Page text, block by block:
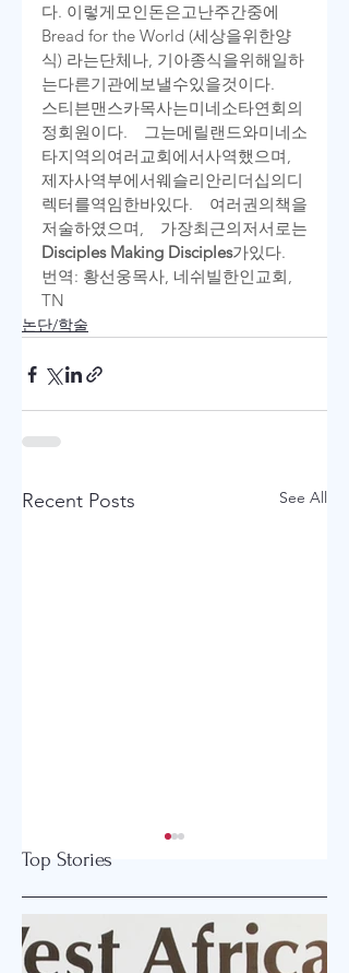
다. 이렇게모인돈은고난주간중에
Bread for the World (세상을위한양
식) 라는단체나, 기아종식을위해일하
는다른기관에보낼수있을것이다.
스티븐맨스카목사는미네소타연회의
정회원이다. 그는메릴랜드와미네소
타지역의여러교회에서사역했으며
제자사역부에서웨슬리안리더십의디
렉터를역임한바있다. 여러권의책을
저술하였으며, 가장최근의저서로는
Disciples Making Disciples가있다.
번역: 황선웅목사, 네쉬빌한인교회,
TN
논단/학술
Recent Posts See All
Top Stories